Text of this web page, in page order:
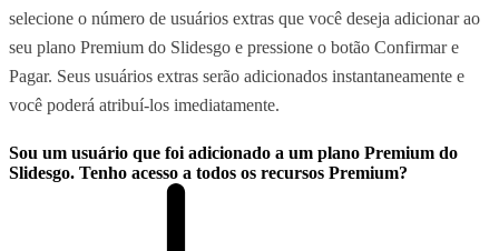
selecione o número de usuários extras que você deseja adicionar ao
seu plano Premium do Slidesgo e pressione o botão Confirmar e
Pagar. Seus usuários extras serão adicionados instantaneamente e
você poderá atribuí-los imediatamente.
Sou um usuário que foi adicionado a um plano Premium do
Slidesgo. Tenho acesso a todos os recursos Premium?